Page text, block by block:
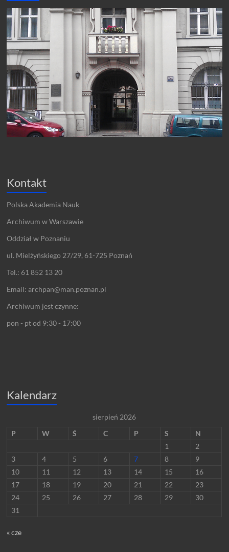
Kontakt
Polska Akademia Nauk
Archiwum w Warszawie
Oddział w Poznaniu
ul. Mielżyńskiego 27/29, 61-725 Poznań
Tel.: 61 852 13 20
Email: archpan@man.poznan.pl
Archiwum jest czynne:
pon - pt od 9:30 - 17:00
Kalendarz
sierpień 2026
P
W Ś C P S
N
1
2
3
4 5 6 7 8
9
10
11 12 13 14 15
16
17
18 19 20 21 22
23
24
25 26 27 28 29
30
31
« cze